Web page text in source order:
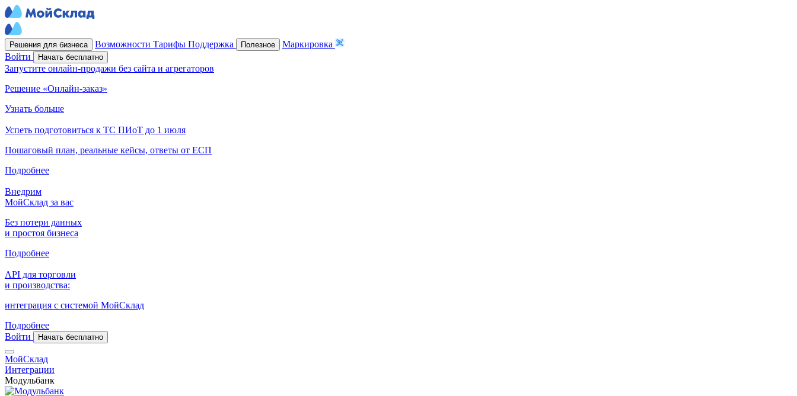
Решения для бизнеса Возможности Тарифы Поддержка Полезное
Маркировка
Войти
Начать бесплатно
Запустите онлайн-продажи без сайта и агрегаторов
Решение «Онлайн-заказ»
Узнать больше
Успеть подготовиться к ТС ПИоТ до 1 июля
Пошаговый план, реальные кейсы, ответы от ЕСП
Подробнее
Внедрим
МойСклад за вас
Без потери данных
и простоя бизнеса
Подробнее
API для торговли
и производства:
интеграция с системой МойСклад
Подробнее
Войти
Начать бесплатно
МойСклад
Интеграции
Модульбанк